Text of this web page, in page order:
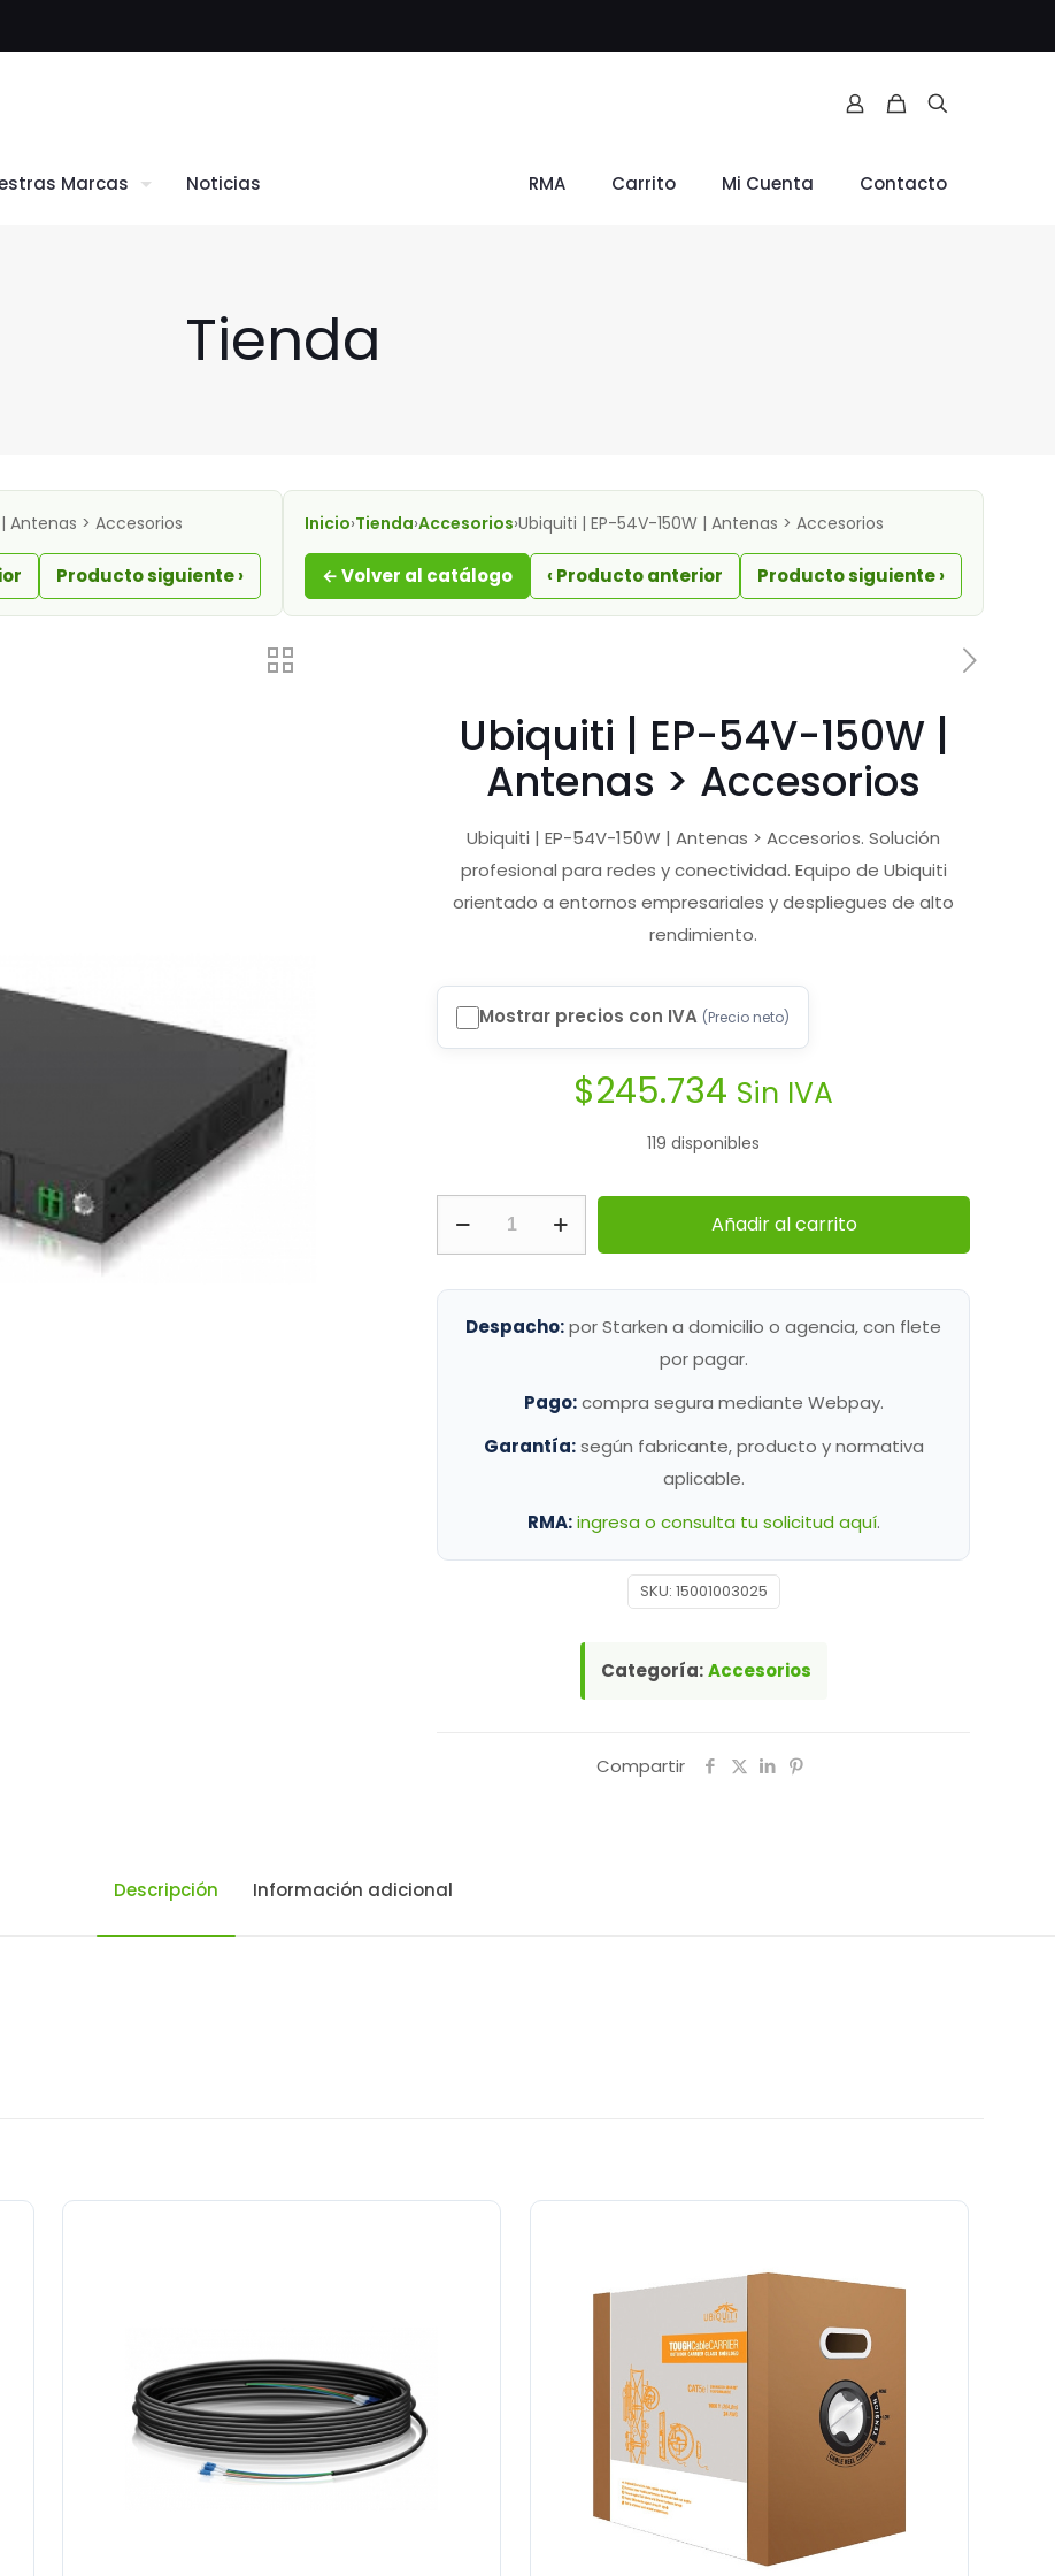
Marcas Noticias RMA Carrito Mi Cuenta Contacto
Tienda
Antenas > Accesorios
Producto siguiente ›
Inicio›Tienda›Accesorios›Ubiquiti | EP-54V-150W | Antenas > Accesorios
← Volver al catálogo ‹ Producto anterior Producto siguiente ›
Ubiquiti | EP-54V-150W |
Antenas > Accesorios
Ubiquiti | EP-54V-150W | Antenas > Accesorios. Solución
profesional para redes y conectividad. Equipo de Ubiquiti
orientado a entornos empresariales y despliegues de alto
rendimiento.
Mostrar precios con IVA (Precio neto)
$245.734 Sin IVA
119 disponibles
150W
Añadir al carrito
Despacho:por Starken a domicilio o agencia, con flete
por pagar.
Pago:compra segura mediante Webpay.
Garantía:según fabricante, producto y normativa
aplicable.
RMA: ingresa o consulta tu solicitud aquí.
Categoría: Accesorios
SKU: 15001003025
Compartir
Descripción Información adicional